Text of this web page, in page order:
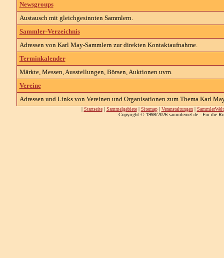
Newsgroups
Austausch mit gleichgesinnten Sammlern.
Sammler-Verzeichnis
Adressen von Karl May-Sammlern zur direkten Kontaktaufnahme.
Terminkalender
Märkte, Messen, Ausstellungen, Börsen, Auktionen uvm.
Vereine
Adressen und Links von Vereinen und Organisationen zum Thema Karl
| Startseite| Sammelgebiete| Sitemap| Veranstaltungen| SammlerWelt
Copyright © 1998/2026 sammlernet.de - Für die